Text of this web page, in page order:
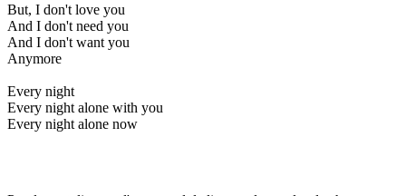
But, I don't love you
And I don't need you
And I don't want you
Anymore
Every night
Every night alone with you
Every night alone now